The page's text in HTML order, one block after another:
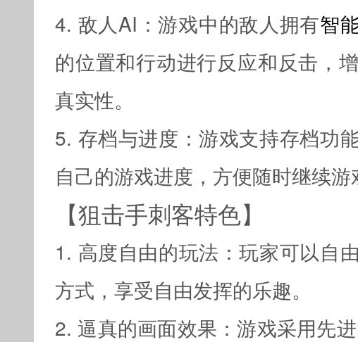
4. 敌人AI：游戏中的敌人拥有智
的位置和行动进行反应和反击，
真实性。
5. 存档与进度：游戏支持存档功
自己的游戏进度，方便随时继续游
【狙击手刺客特色】
1. 高度自由的玩法：玩家可以自
方式，享受自由发挥的乐趣。
2. 逼真的画面效果：游戏采用先